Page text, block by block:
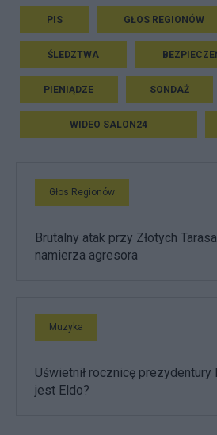
PIS GŁOS REGIONÓW
ŚLEDZTWA
PIENIĄDZE SONDAŻ
WIDEO SALON24
Głos Regionów
Brutalny atak przy Złotych
namierza agresora
Muzyka
Uświetnił rocznicę prezydentury
jest Eldo?